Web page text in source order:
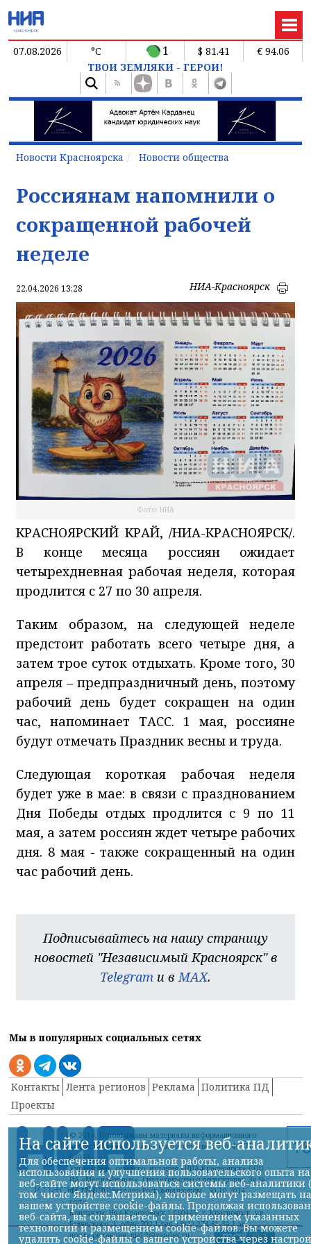
07.08.2026 °C 1 $ 81.41
€ 94.06
ТВОИ ЗЕМЛЯКИ - ГЕРОИ!
Новости Красноярска Новости общества
Россиянам напомнили о
сокращенной рабочей
неделе
22.04.2026 13:28 НИА-Красноярск
Фото: НИА
КРАСНОЯРСКИЙ КРАЙ, /НИА-КРАСНОЯРСК/.
В конце месяца россиян ожидает
четырехдневная рабочая неделя, которая
продлится с 27 по 30 апреля.
Таким образом, на следующей неделе
предстоит работать всего четыре дня, а
затем трое суток отдыхать. Кроме того, 30
апреля – предпраздничный день, поэтому
рабочий день будет сокращен на один
час, напоминает ТАСС. 1 мая, россияне
будут отмечать Праздник весны и труда.
Следующая короткая рабочая неделя
будет уже в мае: в связи с празднованием
Дня Победы отдых продлится с 9 по 11
мая, а затем россиян ждет четыре рабочих
дня. 8 мая - также сокращенный на один
час рабочий день.
Подписывайтесь на нашу страницу
новостей "Независимый Красноярск" в
Telegram и в MAX.
Мы в популярных социальных сетях
Контакты Лента регионов Реклама Политика ПД
Проекты
© 2014, Использованы материалы информационного
агентства «НИА-Кубань» свидетельство ЭЛ № ФС 77-
52023
Учредитель сетевого издания «НИА-Красноярск» ООО
ИА «Медиа-Регион» Свидетельство о регистрации Эл №
ФС77-59710 выдано Роскомнадзором 30.10.2014
года
Контакты: Ниа-Красноярск | 660449, г. Красноярск, ул.
Белинского, 1, офис 700 | тел. (391) 274-61-34,| эл.
почта редакции: nia12@yandex.ru
На сайте используется веб-
Для обеспечения оптимальной работы, анализа
использования и улучшения пользовательского опыта на
веб-сайте могут использоваться системы веб-аналитики
том числе Яндекс.Метрика), которые могут размещать на
вашем устройстве cookie-файлы. Продолжая
веб-сайта, вы соглашаетесь с применением указанных
технологий и размещением cookie-файлов. Вы можете
удалить cookie-файлы с вашего устройства через